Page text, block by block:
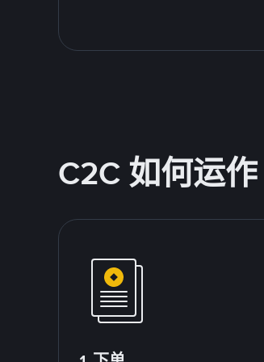
C2C 如何运作